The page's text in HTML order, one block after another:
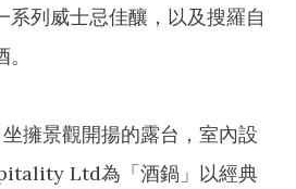
系列威士忌佳釀，以及搜羅自
擁景觀開揚的露台，室內設
Ltd為「酒鍋」以經典